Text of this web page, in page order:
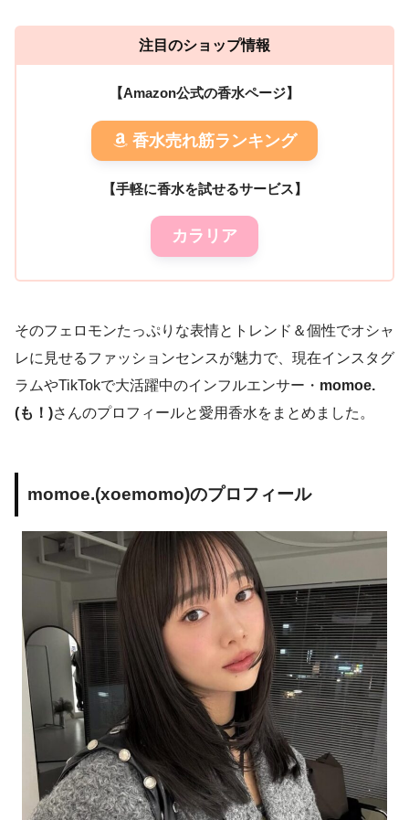
注目のショップ情報
【Amazon公式の香水ページ】
香水売れ筋ランキング
【手軽に香水を試せるサービス】
カラリア
そのフェロモンたっぷりな表情とトレンド＆個性でオシャ
レに見せるファッションセンスが魅力で、現在インスタグ
ラムやTikTokで大活躍中のインフルエンサー・ momoe.
(も！)さんのプロフィールと愛用香水をまとめました。
momoe.(xoemomo)のプロフィール